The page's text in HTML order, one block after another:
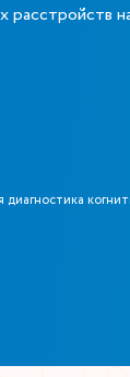
диагностика